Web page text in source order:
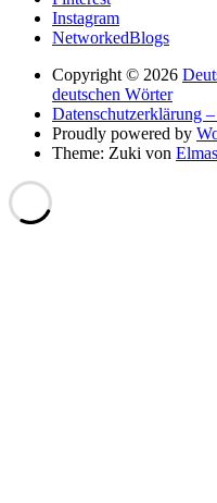
Instagram
NetworkedBlogs
Copyright © 2026
deutschen Wörter
Datenschutzerklärung
Proudly powered by
Theme: Zuki von